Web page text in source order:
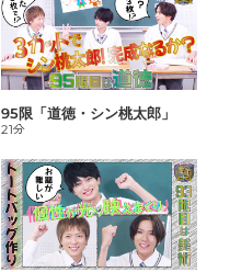
95限「道徳・シン桃太郎」
21分